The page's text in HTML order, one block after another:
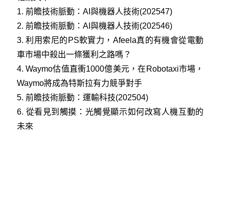
1. 前瞻技術脈動：AI與機器人技術(202547)
2. 前瞻技術脈動：AI與機器人技術(202546)
3.利用索尼的PS軟實力，Afeela真的有機會從電動
車市場中殺出一條獲利之路嗎？
4.Waymo估值直衝1000億美元，在Robotaxi市場，
Waymo將成為特斯拉有力競爭對手
5. 前瞻技術脈動：運輸科技(202504)
6. 從看見到觸摸：光觸覺顯示如何改寫人機互動的
未來